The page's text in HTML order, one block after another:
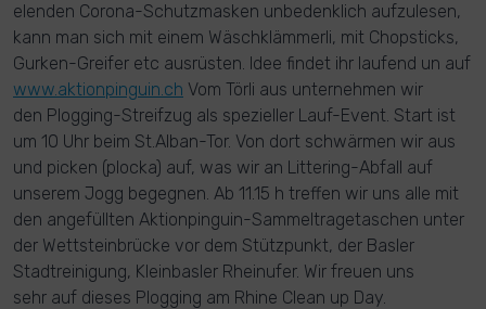
elenden Corona-Schutzmasken unbedenklich aufzulesen,
kann man sich mit einem Wäschklämmerli, mit Chopsticks,
Gurken-Greifer etc ausrüsten. Idee findet ihr laufend un auf
www.aktionpinguin.ch Vom Törli aus unternehmen wir
den Plogging-Streifzug als spezieller Lauf-Event. Start ist
um 10 Uhr beim St.Alban-Tor. Von dort schwärmen wir aus
und picken (plocka) auf, was wir an Littering-Abfall auf
unserem Jogg begegnen. Ab 11.15 h treffen wir uns alle mit
den angefüllten Aktionpinguin-Sammeltragetaschen unter
der Wettsteinbrücke vor dem Stützpunkt, der Basler
Stadtreinigung, Kleinbasler Rheinufer. Wir freuen uns
sehr auf dieses Plogging am Rhine Clean up Day.